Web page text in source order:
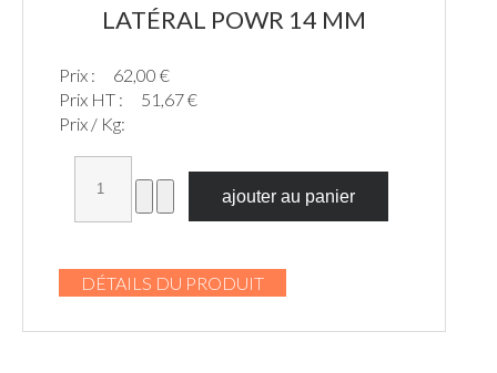
LATÉRAL POWR 14 MM
Prix :
62,00 €
Prix HT :
51,67 €
Prix / Kg:
DÉTAILS DU PRODUIT